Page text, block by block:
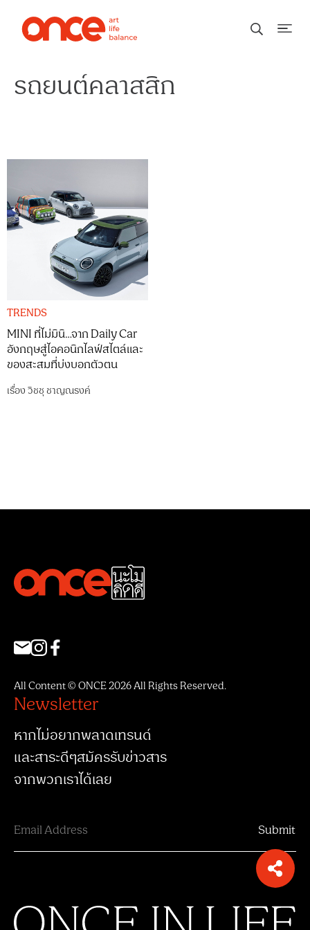
รถยนต์คลาสสิก
TRENDS
MINI ที่ไม่มินิ…จาก Daily Car
อังกฤษสู่ไอคอนิกไลฟ์สไตล์และ
ของสะสมที่บ่งบอกตัวตน
เรื่องวิชชุ ชาญณรงค์
All Content © ONCE 2026 All Rights Reserved.
Newsletter
หากไม่อยากพลาดเทรนด์
และสาระดีๆสมัครรับข่าวสาร
จากพวกเราได้เลย